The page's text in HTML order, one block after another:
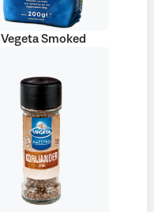
Vegeta Smoked